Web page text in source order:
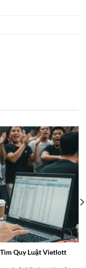
Quy Luật Vietlott